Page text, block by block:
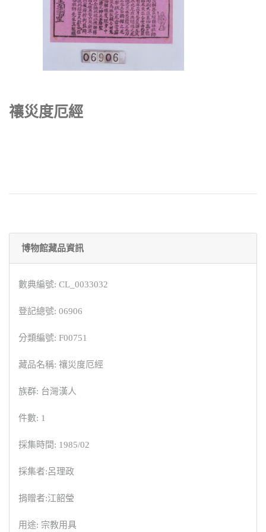
禳災度厄經
博物館藏品資訊
數典編號: CL_0033032
登記總號: 06906
分類編號: F00751
藏品名稱: 禳災度厄經
族群: 台灣漢人
件數: 1
採集時間: 1985/02
採集者:呂理政
捐贈者:江韶瑩
用途: 宗教用具